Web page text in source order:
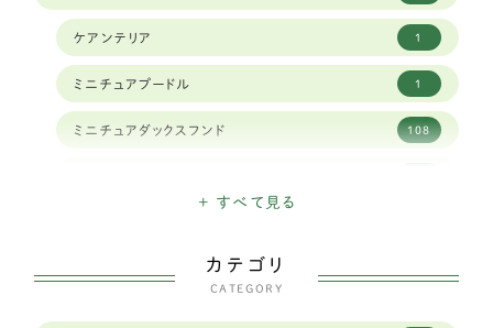
ケアンテリア 1
ミニチュアプードル 1
ミニチュアダックスフンド 108
イタリアングレイハウンド
+ すべて見る
カテゴリ
CATEGORY